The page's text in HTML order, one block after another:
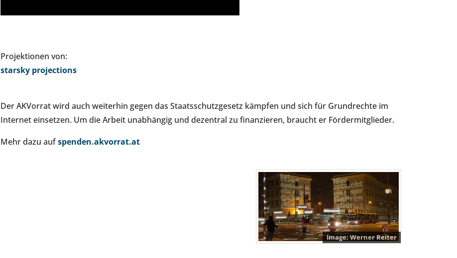
Projektionen von:
starsky projections
Der AKVorrat wird auch weiterhin gegen das Staatsschutzgesetz kämpfen und sich für Grundrechte im
Internet einsetzen. Um die Arbeit unabhängig und dezentral zu finanzieren, braucht er Fördermitglieder.
Mehr dazu aufspenden.akvorrat.at
Werner Reiter